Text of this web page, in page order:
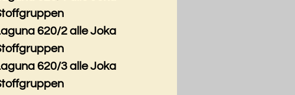
620/2 alle Joka
620/3 alle Joka